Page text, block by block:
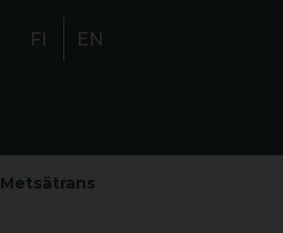
FI EN
Metsätrans